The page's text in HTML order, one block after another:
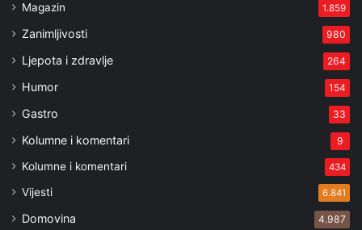
Magazin 1.859
Zanimljivosti 980
Ljepota i zdravlje 264
Humor 154
Gastro 33
Kolumne i komentari 9
Kolumne i komentari 434
Vijesti 6.841
Domovina 4.987